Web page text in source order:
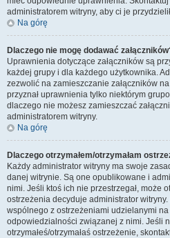
administratorem witryny, aby ci je
Na górę
Dlaczego nie mogę dodawać
Uprawnienia dotyczące załączników są
każdej grupy i dla każdego użytkownika.
zezwolić na zamieszczanie załączników
przyznał uprawnienia tylko niektórym
dlaczego nie możesz zamieszczać
administratorem witryny.
Na górę
Dlaczego otrzymałem/otrzymałam
Każdy administrator witryny ma swoje
danej witrynie. Są one opublikowane i
nimi. Jeśli ktoś ich nie przestrzegał, może
ostrzeżenia decyduje administrator
wspólnego z ostrzeżeniami udzielanymi
odpowiedzialności związanej z nimi. Jeśli
otrzymałeś/otrzymałaś ostrzeżenie,